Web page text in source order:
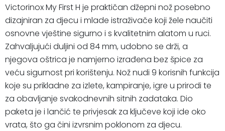
Victorinox My First H je praktičan džepni nož posebno
dizajniran za djecu i mlade istraživače koji žele naučiti
osnovne vještine sigurno i s kvalitetnim alatom u ruci.
Zahvaljujući duljini od 84 mm, udobno se drži, a
njegova oštrica je namjerno izrađena bez špice za
veću sigurnost pri korištenju. Nož nudi 9 korisnih funkcija
koje su prikladne za izlete, kampiranje, igre u prirodi te
za obavljanje svakodnevnih sitnih zadataka. Dio
paketa je i lančić te privjesak za ključeve koji ide oko
vrata, što ga čini izvrsnim poklonom za djecu.